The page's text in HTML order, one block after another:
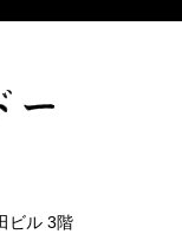
ビル 3階